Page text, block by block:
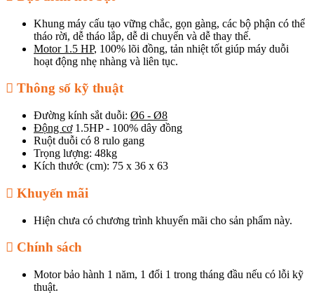
Khung máy cấu tạo vững chắc, gọn gàng, các bộ phận có thể
tháo rời, dễ tháo lắp, dễ di chuyển và dễ thay thế.
Motor 1.5 HP, 100% lõi đồng, tản nhiệt tốt giúp máy duỗi
hoạt động nhẹ nhàng và liên tục.
Thông số kỹ thuật
Đường kính sắt duỗi: Ø6 - Ø8
Động cơ1.5HP - 100% dây đồng
Ruột duỗi có 8 rulo gang
Trọng lượng: 48kg
Kích thước (cm): 75 x 36 x 63
Khuyến mãi
Hiện chưa có chương trình khuyến mãi cho sản phẩm này.
Chính sách
Motor bảo hành 1 năm, 1 đổi 1 trong tháng đầu nếu có lỗi kỹ
thuật.